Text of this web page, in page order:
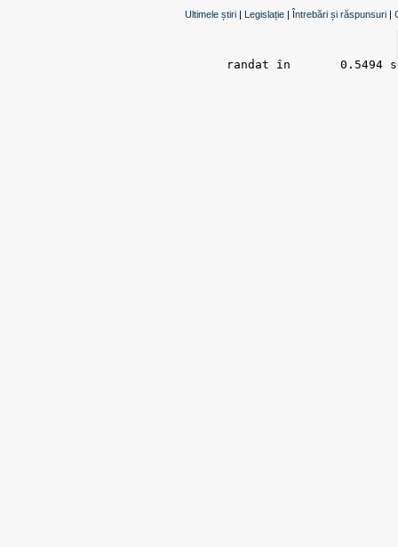
Ultimele știri | Legislație | Întrebări și răspunsuri |
randat în